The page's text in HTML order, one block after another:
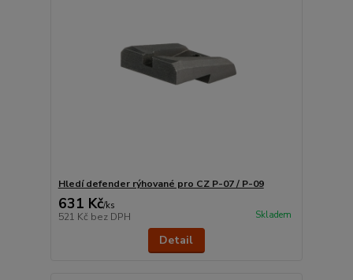
Hledí defender rýhované pro CZ P-07 / P-09
631 Kč/ks
521 Kč bez DPH Skladem
Detail